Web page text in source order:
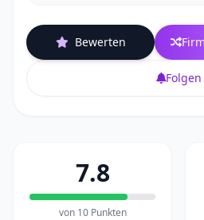
Bewerten
Folgen
7.8
von 10 Punkten